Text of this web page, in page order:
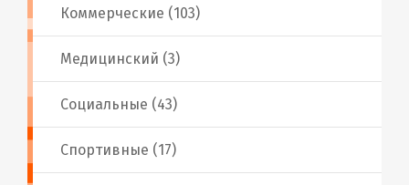
Коммерческие (103)
Медицинский (3)
Социальные (43)
Спортивные (17)